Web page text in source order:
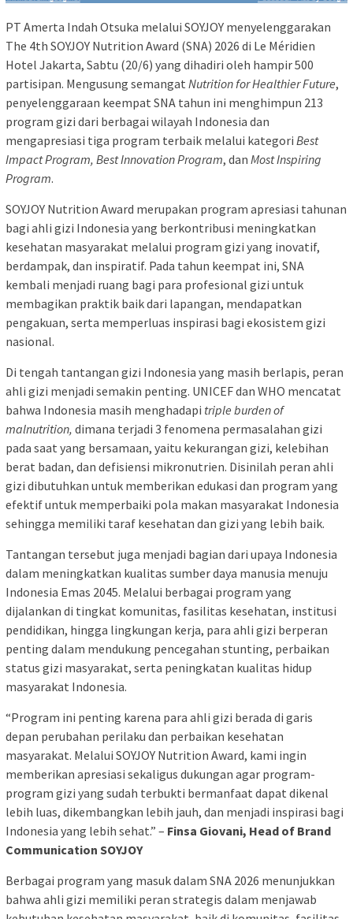
PT Amerta Indah Otsuka melalui SOYJOY menyelenggarakan
The 4th SOYJOY Nutrition Award (SNA) 2026 di Le Méridien
Hotel Jakarta, Sabtu (20/6) yang dihadiri oleh hampir 500
partisipan. Mengusung semangat Nutrition for Healthier Future,
penyelenggaraan keempat SNA tahun ini menghimpun 213
program gizi dari berbagai wilayah Indonesia dan
mengapresiasi tiga program terbaik melalui kategori Best
Impact Program, Best Innovation Program, dan Most Inspiring
Program.
SOYJOY Nutrition Award merupakan program apresiasi tahunan
bagi ahli gizi Indonesia yang berkontribusi meningkatkan
kesehatan masyarakat melalui program gizi yang inovatif,
berdampak, dan inspiratif. Pada tahun keempat ini, SNA
kembali menjadi ruang bagi para profesional gizi untuk
membagikan praktik baik dari lapangan, mendapatkan
pengakuan, serta memperluas inspirasi bagi ekosistem gizi
nasional.
Di tengah tantangan gizi Indonesia yang masih berlapis, peran
ahli gizi menjadi semakin penting. UNICEF dan WHO mencatat
bahwa Indonesia masih menghadapi triple burden of
malnutrition, dimana terjadi 3 fenomena permasalahan gizi
pada saat yang bersamaan, yaitu kekurangan gizi, kelebihan
berat badan, dan defisiensi mikronutrien. Disinilah peran ahli
gizi dibutuhkan untuk memberikan edukasi dan program yang
efektif untuk memperbaiki pola makan masyarakat Indonesia
sehingga memiliki taraf kesehatan dan gizi yang lebih baik.
Tantangan tersebut juga menjadi bagian dari upaya Indonesia
dalam meningkatkan kualitas sumber daya manusia menuju
Indonesia Emas 2045. Melalui berbagai program yang
dijalankan di tingkat komunitas, fasilitas kesehatan, institusi
pendidikan, hingga lingkungan kerja, para ahli gizi berperan
penting dalam mendukung pencegahan stunting, perbaikan
status gizi masyarakat, serta peningkatan kualitas hidup
masyarakat Indonesia.
“Program ini penting karena para ahli gizi berada di garis
depan perubahan perilaku dan perbaikan kesehatan
masyarakat. Melalui SOYJOY Nutrition Award, kami ingin
memberikan apresiasi sekaligus dukungan agar program-
program gizi yang sudah terbukti bermanfaat dapat dikenal
lebih luas, dikembangkan lebih jauh, dan menjadi inspirasi bagi
Indonesia yang lebih sehat.” – Finsa Giovani, Head of Brand
Communication SOYJOY
Berbagai program yang masuk dalam SNA 2026 menunjukkan
bahwa ahli gizi memiliki peran strategis dalam menjawab